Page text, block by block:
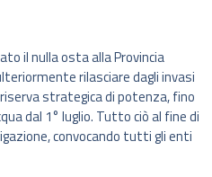
il nulla osta alla Provincia
rilasciare dagli invasi
strategica di potenza, fino
dal 1° luglio. Tutto ciò al fine di
convocando tutti gli enti